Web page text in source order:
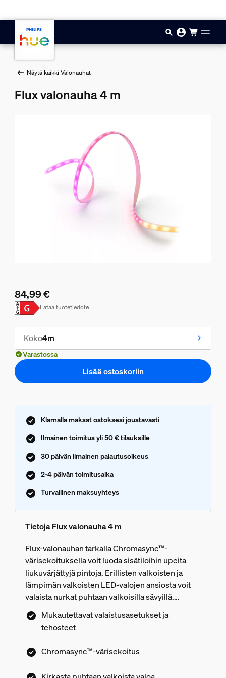
Näytä kaikki Valonauhat
Flux valonauha 4 m
Nykyinen hinta on 84,99 €
84,99 €
Lataa tuotetiedote
Koko4m
Varastossa
Lisää ostoskoriin
Klarnalla maksat ostoksesi joustavasti
Ilmainen toimitus yli 50 € tilauksille
30 päivän ilmainen palautusoikeus
2-4 päivän toimitusaika
Turvallinen maksuyhteys
Tietoja Flux valonauha 4 m
Flux-valonauhan tarkalla Chromasync™-
värisekoituksella voit luoda sisätiloihin upeita
liukuvärjättyjä pintoja. Erillisten valkoisten ja
lämpimän valkoisten LED-valojen ansiosta voit
valaista nurkat puhtaan valkoisilla sävyillä.
Kiinnittämällä Flux-valonauhan TV-tason taakse,
sängynpäätyyn tai kirjahyllyn reunaan voit tuoda
tilaan pehmeää, epäsuoraa valoa ja luoda juuri
haluamasi tunnelman. Taipuisa valonauha on
helppo asentaa mihin tahansa tilaan – leikkaa,
Mukautettavat valaistusasetukset ja
tehosteet
Chromasync™-värisekoitus